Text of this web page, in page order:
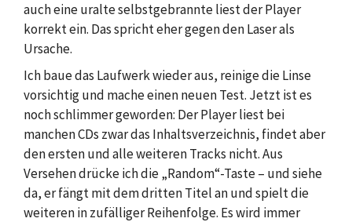
auch eine uralte selbstgebrannte liest der Player
korrekt ein. Das spricht eher gegen den Laser als
Ursache.
Ich baue das Laufwerk wieder aus, reinige die Linse
vorsichtig und mache einen neuen Test. Jetzt ist es
noch schlimmer geworden: Der Player liest bei
manchen CDs zwar das Inhaltsverzeichnis, findet aber
den ersten und alle weiteren Tracks nicht. Aus
Versehen drücke ich die „Random“-Taste – und siehe
da, er fängt mit dem dritten Titel an und spielt die
weiteren in zufälliger Reihenfolge. Es wird immer